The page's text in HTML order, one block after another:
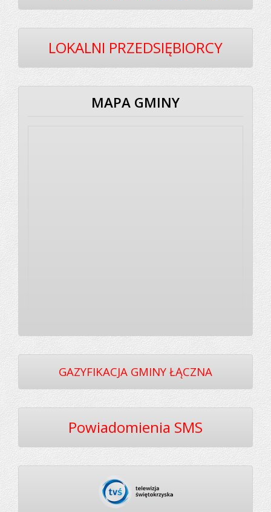
LOKALNI PRZEDSIĘBIORCY
MAPA GMINY
GAZYFIKACJA GMINY ŁĄCZNA
Powiadomienia SMS